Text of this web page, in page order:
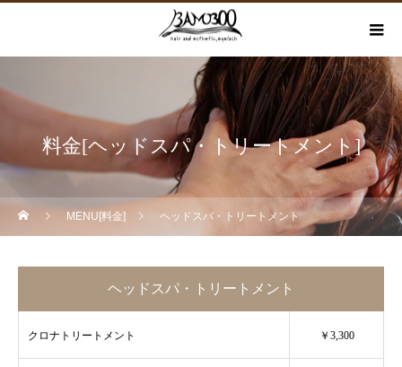
料金[ヘッドスパ・トリートメント]
MENU[料金] ヘッドスパ・トリートメント
ヘッドスパ・トリートメント
クロナトリートメント ￥3,300